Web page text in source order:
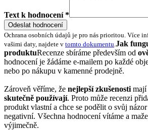
Text k hodnocení *
Odeslat hodnocení
Ochrana osobních údajů je pro nás prioritou. Více
vašimi daty, najdete v tomto dokumentu Jak
produktuRecenze sbíráme především od
hodnocení je žádáme e-mailem po každé
nebo po nákupu v kamenné prodejně.
Zároveň věříme, že nejlepší zkušenosti mají
skutečně používají. Proto může recenzi
produkt vlastní a chce se podělit o svůj
negativní. Všechna hodnocení vítáme a
výjimečně.